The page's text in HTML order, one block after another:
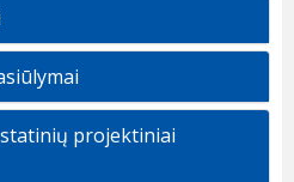
statinių projektiniai